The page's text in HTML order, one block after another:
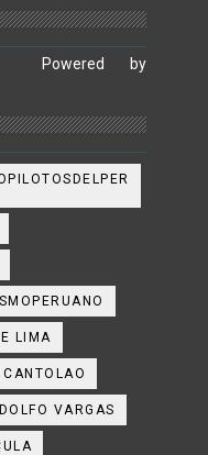
Powered by
LIMA
VARGAS